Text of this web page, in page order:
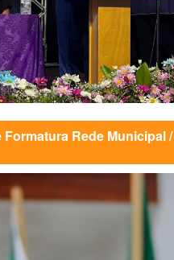
Rede Municipal /